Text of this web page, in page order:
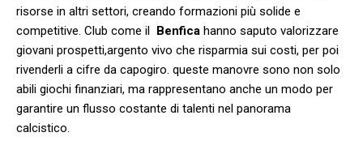
risorse in altri settori, creando formazioni più solide e
competitive. Club come il ‌ Benfica hanno ‌saputo valorizzare
giovani prospetti,argento vivo che risparmia sui ⁣costi, per poi​
rivenderli a cifre da capogiro.⁢ queste⁣ manovre sono non solo
abili giochi ‌finanziari, ma rappresentano anche ⁢un modo per⁢
garantire un flusso costante di talenti nel panorama
calcistico.